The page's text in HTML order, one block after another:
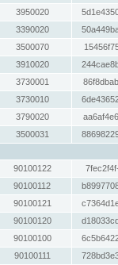
3950020
3390020
3500070
3910020
3730001
3730010
3790020
3500031
90100122
90100112
90100121
90100120
90100100
90100111